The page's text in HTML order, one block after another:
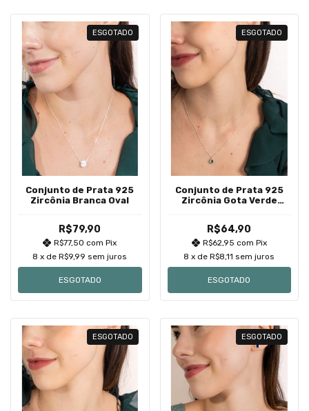
ESGOTADO
Conjunto de Prata 925
Zircônia Branca Oval
R$79,90
R$77,50com Pix
8 x deR$9,99 sem juros
ESGOTADO
ESGOTADO
Conjunto de Prata 925
Zircônia Gota Verde
R$64,90
R$62,95 com Pix
8 x deR$8,11 sem juros
ESGOTADO
ESGOTADO ESGOTADO